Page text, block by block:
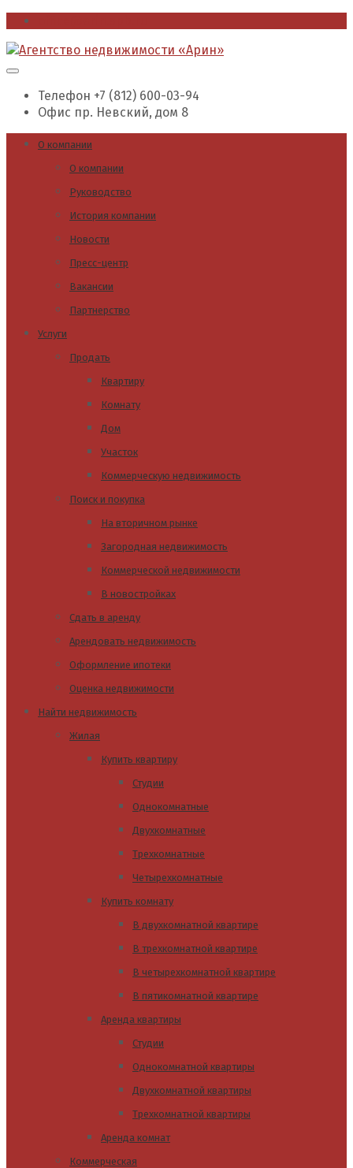
Телефон +7 (812) 600-03-94
Офис пр. Невский, дом 8
О компании
О компании
Руководство
История компании
Новости
Пресс-центр
Вакансии
Партнерство
Услуги
Продать
Квартиру
Комнату
Дом
Участок
Коммерческую недвижимость
Поиск и покупка
На вторичном рынке
Загородная недвижимость
Коммерческой недвижимости
В новостройках
Сдать в аренду
Арендовать недвижимость
Оформление ипотеки
Оценка недвижимости
Найти недвижимость
Жилая
Купить квартиру
Студии
Однокомнатные
Двухкомнатные
Трехкомнатные
Четырехкомнатные
Купить комнату
В двухкомнатной квартире
В трехкомнатной квартире
В четырехкомнатной квартире
В пятикомнатной квартире
Аренда квартиры
Студии
Однокомнатной квартиры
Двухкомнатной квартиры
Трехкомнатной квартиры
Аренда комнат
Коммерческая